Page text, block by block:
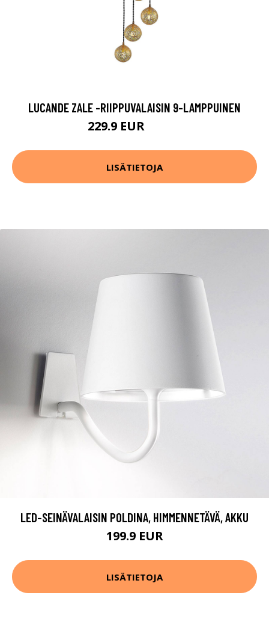
LUCANDE ZALE -RIIPPUVALAISIN 9-LAMPPUINEN
229.9 EUR
LISÄTIETOJA
LED-SEINÄVALAISIN POLDINA, HIMMENNETÄVÄ, AKKU
199.9 EUR
LISÄTIETOJA